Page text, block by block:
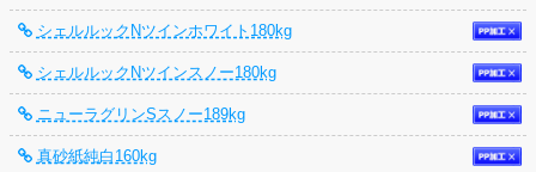
シェルルックNツインホワイト180kg
シェルルックNツインスノー180kg
ニューラグリンSスノー189kg
真砂紙純白160kg